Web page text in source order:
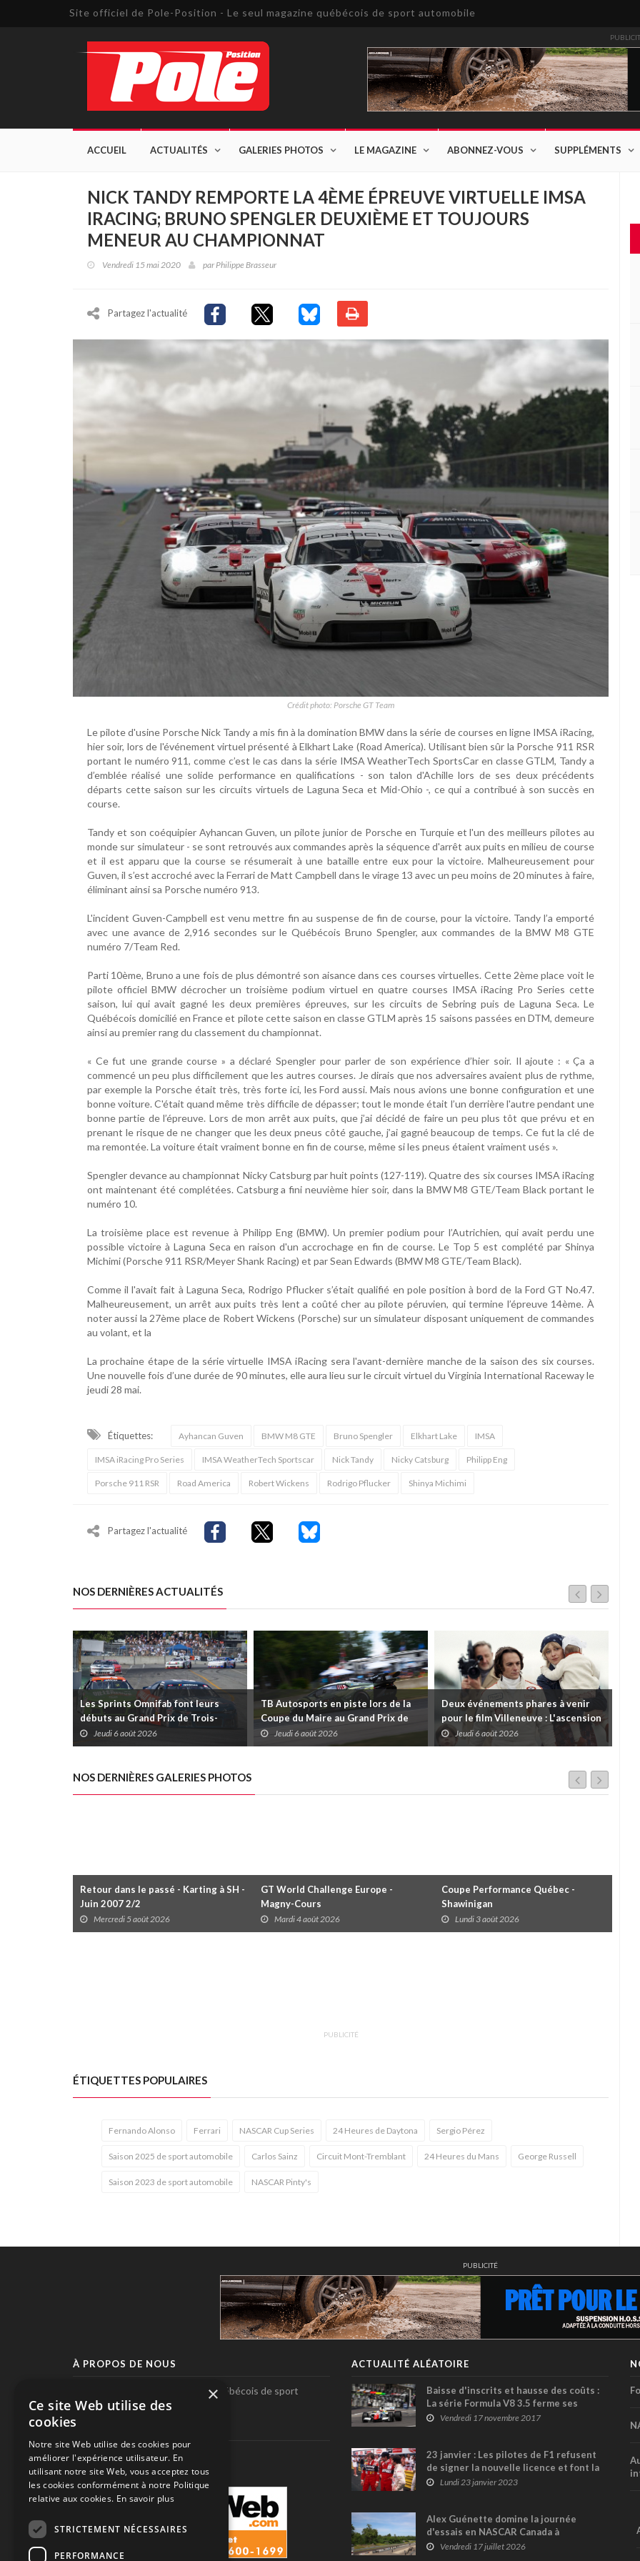
Site officiel de Pole-Position - Le seul magazine québécois de sport automobile
ACCUEIL ACTUALITÉS GALERIES PHOTOS LE MAGAZINE ABONNEZ-VOUS SUPPLÉMENTS
NICK TANDY REMPORTE LA 4ÈME ÉPREUVE VIRTUELLE IMSA
IRACING; BRUNO SPENGLER DEUXIÈME ET TOUJOURS
MENEUR AU CHAMPIONNAT
Vendredi 15 mai 2020 parPhilippe Brasseur
Partagez l'actualité
Crédit photo: Porsche GT Team
Le pilote d'usine Porsche Nick Tandy a mis fin à la domination BMW dans la série de courses en ligne IMSA iRacing,
hier soir, lors de l'événement virtuel présenté à Elkhart Lake (Road America). Utilisant bien sûr la Porsche 911 RSR
portant le numéro 911, comme c’est le cas dans la série IMSA WeatherTech SportsCar en classe GTLM, Tandy a
d’emblée réalisé une solide performance en qualifications - son talon d'Achille lors de ses deux précédents
départs cette saison sur les circuits virtuels de Laguna Seca et Mid-Ohio -, ce qui a contribué à son succès en
course.
Tandy et son coéquipier Ayhancan Guven, un pilote junior de Porsche en Turquie et l'un des meilleurs pilotes au
monde sur simulateur - se sont retrouvés aux commandes après la séquence d'arrêt aux puits en milieu de course
et il est apparu que la course se résumerait à une bataille entre eux pour la victoire. Malheureusement pour
Guven, il s’est accroché avec la Ferrari de Matt Campbell dans le virage 13 avec un peu moins de 20 minutes à faire,
éliminant ainsi sa Porsche numéro 913.
L'incident Guven-Campbell est venu mettre fin au suspense de fin de course, pour la victoire. Tandy l’a emporté
avec une avance de 2,916 secondes sur le Québécois Bruno Spengler, aux commandes de la BMW M8 GTE
numéro 7/Team Red.
Parti 10ème, Bruno a une fois de plus démontré son aisance dans ces courses virtuelles. Cette 2ème place voit le
pilote officiel BMW décrocher un troisième podium virtuel en quatre courses IMSA iRacing Pro Series cette
saison, lui qui avait gagné les deux premières épreuves, sur les circuits de Sebring puis de Laguna Seca. Le
Québécois domicilié en France et pilote cette saison en classe GTLM après 15 saisons passées en DTM, demeure
ainsi au premier rang du classement du championnat.
« Ce fut une grande course » a déclaré Spengler pour parler de son expérience d’hier soir. Il ajoute : « Ça a
commencé un peu plus difficilement que les autres courses. Je dirais que nos adversaires avaient plus de rythme,
par exemple la Porsche était très, très forte ici, les Ford aussi. Mais nous avions une bonne configuration et une
bonne voiture. C'était quand même très difficile de dépasser; tout le monde était l’un derrière l'autre pendant une
bonne partie de l’épreuve. Lors de mon arrêt aux puits, que j’ai décidé de faire un peu plus tôt que prévu et en
prenant le risque de ne changer que les deux pneus côté gauche, j’ai gagné beaucoup de temps. Ce fut la clé de
ma remontée. La voiture était vraiment bonne en fin de course, même si les pneus étaient vraiment usés ».
Spengler devance au championnat Nicky Catsburg par huit points (127-119). Quatre des six courses IMSA iRacing
ont maintenant été complétées. Catsburg a fini neuvième hier soir, dans la BMW M8 GTE/Team Black portant le
numéro 10.
La troisième place est revenue à Philipp Eng (BMW). Un premier podium pour l’Autrichien, qui avait perdu une
possible victoire à Laguna Seca en raison d'un accrochage en fin de course. Le Top 5 est complété par Shinya
Michimi (Porsche 911 RSR/Meyer Shank Racing) et par Sean Edwards (BMW M8 GTE/Team Black).
Comme il l'avait fait à Laguna Seca, Rodrigo Pflucker s’était qualifié en pole position à bord de la Ford GT No.47.
Malheureusement, un arrêt aux puits très lent a coûté cher au pilote péruvien, qui termine l’épreuve 14ème. À
noter aussi la 27ème place de Robert Wickens (Porsche) sur un simulateur disposant uniquement de commandes
au volant, et la
La prochaine étape de la série virtuelle IMSA iRacing sera l'avant-dernière manche de la saison des six courses.
Une nouvelle fois d’une durée de 90 minutes, elle aura lieu sur le circuit virtuel du Virginia International Raceway le
jeudi 28 mai.
Étiquettes: Ayhancan Guven BMW M8 GTE Bruno Spengler Elkhart Lake IMSA
IMSA iRacing Pro Series IMSA WeatherTech Sportscar Nick Tandy Nicky Catsburg Philipp Eng
Porsche 911 RSR Road America Robert Wickens Rodrigo Pflucker Shinya Michimi
Partagez l'actualité
NOS DERNIÈRES ACTUALITÉS
Les Sprints Omnifab font leurs
débuts au Grand Prix de Trois-
Rivières avec un format inspiré de
Daytona
Jeudi 6 août 2026
TB Autosports en piste lors de la
Coupe du Maire au Grand Prix de
Trois-Rivières
Jeudi 6 août 2026
Deux événements phares à venir
pour le film Villeneuve : L'ascension
d'une légende (+ vidéo)
Jeudi 6 août 2026
NOS DERNIÈRES GALERIES PHOTOS
Retour dans le passé - Karting à SH -
Juin 2007 2/2
Mercredi 5 août 2026
GT World Challenge Europe -
Magny-Cours
Mardi 4 août 2026
Coupe Performance Québec -
Shawinigan
Lundi 3 août 2026
PUBLICITÉ
ÉTIQUETTES POPULAIRES
Fernando Alonso Ferrari NASCAR Cup Series 24 Heures de Daytona Sergio Pérez
Saison 2025 de sport automobile Carlos Sainz Circuit Mont-Tremblant 24 Heures du Mans George Russell
Saison 2023 de sport automobile NASCAR Pinty's
PUBLICITÉ
À PROPOS DE NOUS
Pole-Position, le seul magazine québécois de sport
automobile.
SUIVEZ-NOUS
ACTUALITÉ ALÉATOIRE
Baisse d'inscrits et hausse des coûts :
La série Formula V8 3.5 ferme ses
portes !
Vendredi 17 novembre 2017
23 janvier : Les pilotes de F1 refusent
de signer la nouvelle licence et font la
grève en 1982
Lundi 23 janvier 2023
Alex Guénette domine la journée
d'essais en NASCAR Canada à
Calabogie; les pilotes féminines à
Vendredi 17 juillet 2026
×
Ce site Web utilise des
cookies
Notre site Web utilise des cookies pour
améliorer l'expérience utilisateur. En
utilisant notre site Web, vous acceptez tous
les cookies conformément à notre Politique
relative aux cookies. En savoir plus
STRICTEMENT NÉCESSAIRES
PERFORMANCE